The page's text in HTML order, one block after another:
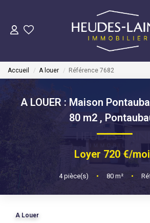
VENDRE
ACHETER
LOUER
Mise En Location
Accueil A louer Référence 7682
A LOUER : Maison
80 m2 ,
Loyer 720 €/
4pièce(s) • 80 m² •
A Louer